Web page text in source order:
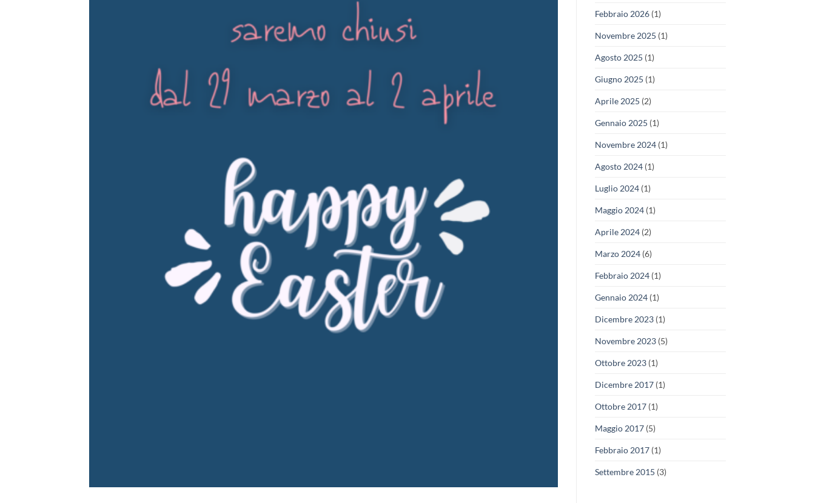
Febbraio 2026(1)
Novembre 2025 (1)
Agosto 2025 (1)
Giugno 2025 (1)
Aprile 2025 (2)
Gennaio 2025 (1)
Novembre 2024(1)
Agosto 2024(1)
Luglio 2024(1)
Maggio 2024(1)
Aprile 2024(2)
Marzo 2024(6)
Febbraio 2024(1)
Gennaio 2024(1)
Dicembre 2023(1)
Novembre 2023(5)
Ottobre 2023(1)
Dicembre 2017(1)
Ottobre 2017(1)
Maggio 2017(5)
Febbraio 2017(1)
Settembre 2015 (3)